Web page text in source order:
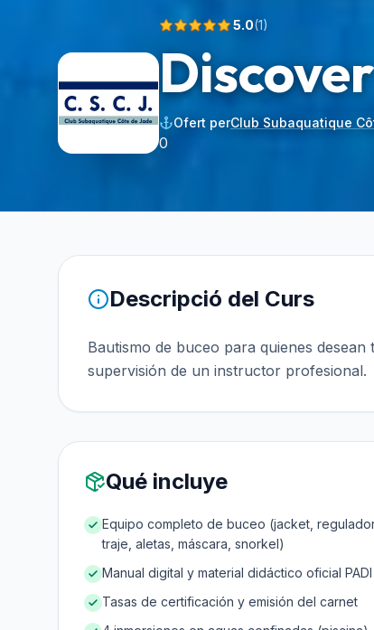
5.0(1)
Ofert perClub Subaquatique
0
Descripció del Curs
Bautismo de buceo para quienes
supervisión de un instructor profesional.
Qué incluye
Equipo completo de buceo (jacket,
traje, aletas, máscara, snorkel)
Manual digital y material didáctico oficial PADI
Tasas de certificación y emisión del carnet